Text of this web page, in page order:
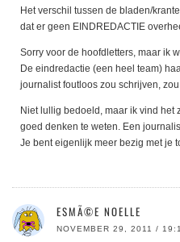
Het verschil tussen de bladen/
dat er geen EINDREDACTIE
Sorry voor de hoofdletters, maar ik
De eindredactie (een heel team)
journalist foutloos zou schrijven,
Niet lullig bedoeld, maar ik vind het
goed denken te weten. Een
Je bent eigenlijk meer bezig met je
ESMÃ©E NOELLE
NOVEMBER 29, 2011 /